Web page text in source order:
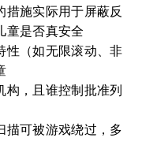
措施实际用于屏蔽反
童是否真安全
性（如无限滚动、非
构，且谁控制批准列
描可被游戏绕过，多